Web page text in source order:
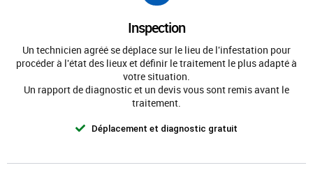
Inspection
Un technicien agréé se déplace sur le lieu de l'infestation pour
procéder à l'état des lieux et définir le traitement le plus adapté à
votre situation.
Un rapport de diagnostic et un devis vous sont remis avant le
traitement.
Déplacement et diagnostic gratuit